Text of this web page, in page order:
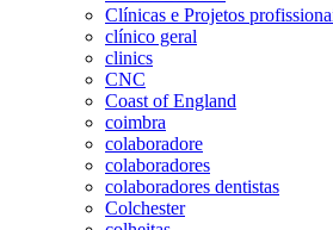
Clínicas e Projetos
clínico geral
clinics
CNC
Coast of England
coimbra
colaboradore
colaboradores
colaboradores dentistas
Colchester